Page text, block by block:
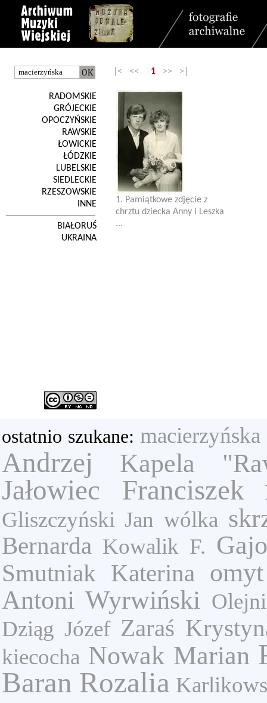
RADOMSKIE
GRÓJECKIE
OPOCZYŃSKIE
RAWSKIE
ŁOWICKIE
ŁÓDZKIE
LUBELSKIE
SIEDLECKIE
RZESZOWSKIE
INNE
BIAŁORUŚ
UKRAINA
|< << 1 >> >|
1. Pamiątkowe zdjęcie z
chrztu dziecka Anny i Leszka
...
ostatnio szukane: macierzyńska
Andrzej Kapela
Jałowiec Franciszek
Gliszczyński Jan wólka
Bernarda Kowalik F.
Smutniak Katerina
omyt
Antoni Wyrwiński
Dziąg Józef Zaraś
kiecocha Nowak Marian
Baran Rozalia